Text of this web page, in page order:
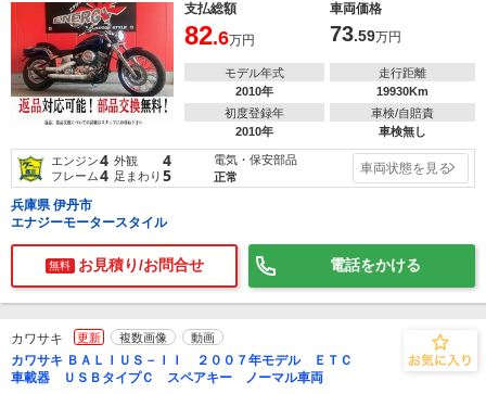
支払総額
車両価格
82.6万円 73.59万円
モデル年式
2010年
走行距離
19930Km
初度登録年
2010年
車検/自賠責
車検無し
エンジン4 外観 4
フレーム4 足まわり 5
電気・保安部品
正常
車両状態を見る
兵庫県 伊丹市
エナジーモータースタイル
無料 お見積り/お問合せ 電話をかける
カワサキ 更新 複数画像 動画
カワサキ ＢＡＬＩＵＳ－ＩＩ ２００７年モデル ＥＴＣ
車載器 ＵＳＢタイプＣ スペアキー ノーマル車両